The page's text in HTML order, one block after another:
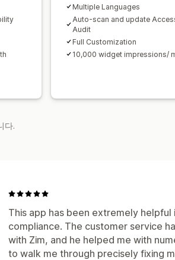
Multiple Languages
Auto-scan and update
Audit
Full Customization
10,000 widget impressions/
다.
This app has been extremely helpful
compliance. The customer service
with Zim, and he helped me with
to walk me through precisely fixing